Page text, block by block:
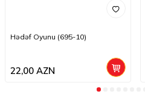
Hədəf Oyunu (695-10)
22,00 AZN